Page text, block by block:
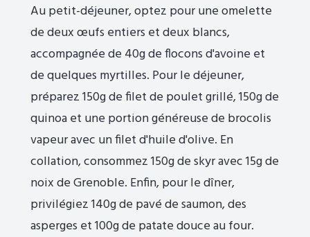
Au petit-déjeuner, optez pour une omelette
de deux œufs entiers et deux blancs,
accompagnée de 40g de flocons d'avoine et
de quelques myrtilles. Pour le déjeuner,
préparez 150g de filet de poulet grillé, 150g de
quinoa et une portion généreuse de brocolis
vapeur avec un filet d'huile d'olive. En
collation, consommez 150g de skyr avec 15g de
noix de Grenoble. Enfin, pour le dîner,
privilégiez 140g de pavé de saumon, des
asperges et 100g de patate douce au four.